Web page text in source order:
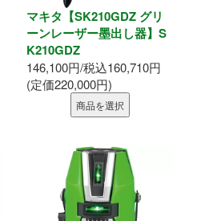
マキタ【SK210GDZ グリ
ーンレーザー墨出し器】S
K210GDZ
146,100円/税込160,710円
(定価220,000円)
商品を選択